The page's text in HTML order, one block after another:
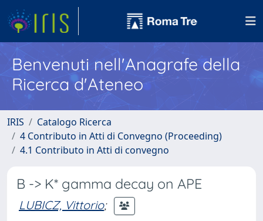
Benvenuti nell'Anagrafe della
Ricerca d'Ateneo
IRIS
Catalogo Ricerca
4 Contributo in Atti di Convegno (Proceeding)
4.1 Contributo in Atti di convegno
B -> K* gamma decay on APE
LUBICZ, Vittorio;